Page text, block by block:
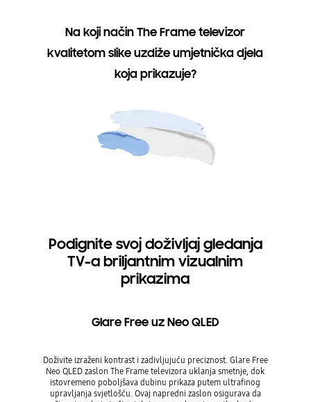
Na koji način The Frame televizor
kvalitetom slike uzdiže umjetnička djela
koja prikazuje?
Podignite svoj doživljaj gledanja
TV-a briljantnim vizualnim
prikazima
Glare Free uz Neo QLED
Doživite izraženi kontrast i zadivljujuću preciznost. Glare Free
Neo QLED zaslon The Frame televizora uklanja smetnje, dok
istovremeno poboljšava dubinu prikaza putem ultrafinog
upravljanja svjetlošću. Ovaj napredni zaslon osigurava da